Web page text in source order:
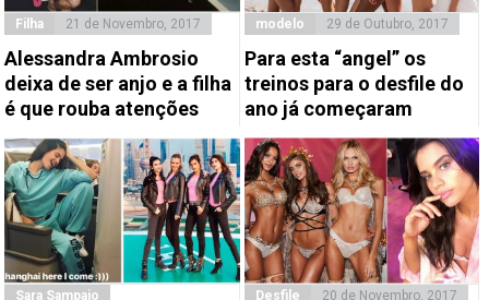
Filha 21 de Novembro, 2017
Alessandra Ambrosio
deixa de ser anjo e a filha
é que rouba atenções
modelo 29 de Outubro, 2017
Para esta “angel” os
treinos para o desfile do
ano já começaram
Sara Sampaio
Desfile 20 de Novembro, 2017